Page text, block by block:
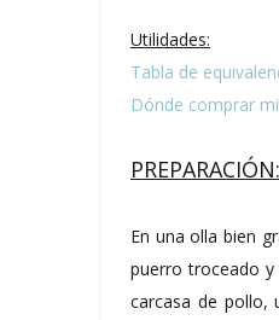
Utilidades:
Tabla de
Dónde comprar
PREPARACIÓN:
En una olla bien
puerro troceado
carcasa de pollo,